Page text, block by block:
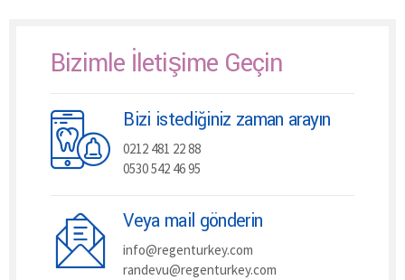
Bizimle İletişime Geçin
Bizi istediğiniz zaman arayın
0212 481 22 88
0530 542 46 95
Veya mail gönderin
info@regenturkey.com
randevu@regenturkey.com